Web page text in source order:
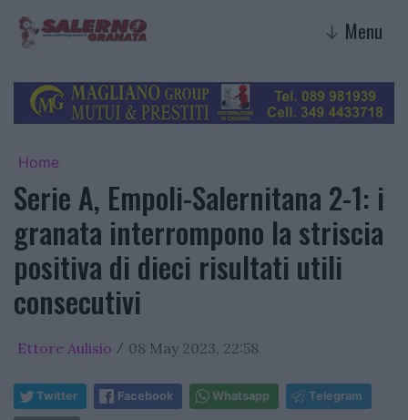
↓ Menu
Home
Serie A, Empoli-Salernitana 2-1: i
granata interrompono la striscia
positiva di dieci risultati utili
consecutivi
Ettore Aulisio / 08 May 2023, 22:58
Twitter Facebook Whatsapp Telegram